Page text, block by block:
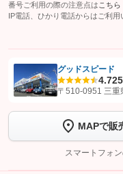
番号ご利用の際の注意点は こちら
IP電話、ひかり電話からはご利用
【STEP1】認証画面でグーネ
トーク画面で
ボ
完了してください
グッドスピード
4.7
〒510-0951 三重
MAPで販
スマートフォ